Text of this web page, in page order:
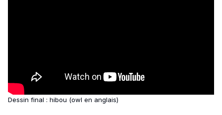
Dessin final : hibou (owl en anglais)